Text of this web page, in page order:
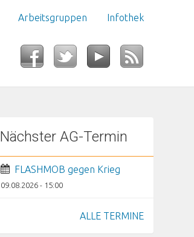
Arbeitsgruppen Infothek
Nächster AG-Termin
FLASHMOB gegen Krieg
09.08.2026 - 15:00
ALLE TERMINE